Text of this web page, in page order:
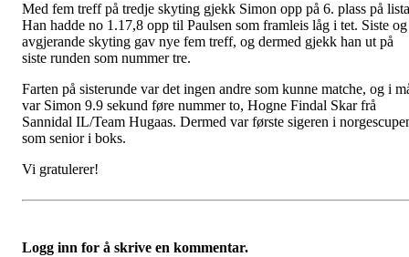
Med fem treff på tredje skyting gjekk Simon opp på 6. plass på
Han hadde no 1.17,8 opp til Paulsen som framleis låg i tet. Siste og
avgjerande skyting gav nye fem treff, og dermed gjekk han ut på
siste runden som nummer tre.
Farten på sisterunde var det ingen andre som kunne matche, og i
var Simon 9.9 sekund føre nummer to, Hogne Findal Skar frå
Sannidal IL/Team Hugaas. Dermed var første sigeren i
som senior i boks.
Vi gratulerer!
Logg inn for å skrive en kommentar.